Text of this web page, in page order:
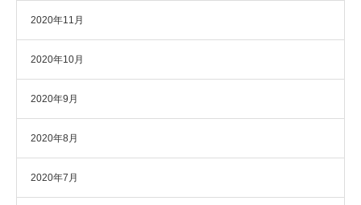
2020年11月
2020年10月
2020年9月
2020年8月
2020年7月